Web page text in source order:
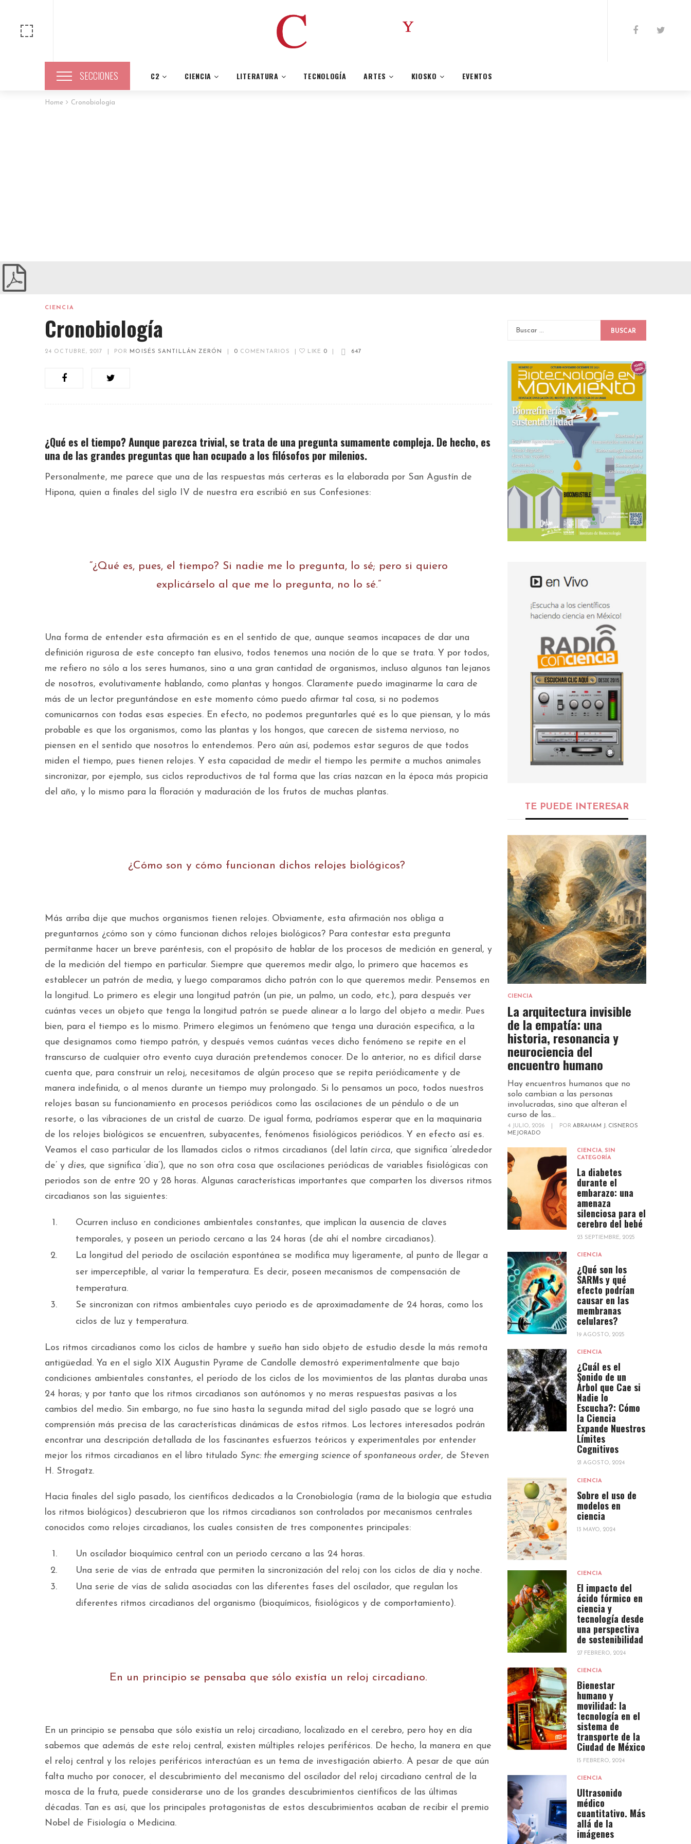
SECCIONES C2 CIENCIA LITERATURA TECNOLOGÍA ARTES KIOSKO EVENTOS
Home Cronobiología
CIENCIA
Cronobiología
24 OCTUBRE, 2017 POR MOISÉS SANTILLÁN ZERÓN 0 COMENTARIOS LIKE 0 647
¿Qué es el tiempo? Aunque parezca trivial, se trata de una pregunta sumamente compleja. De hecho, es
una de las grandes preguntas que han ocupado a los filósofos por milenios.
Personalmente, me parece que una de las respuestas más certeras es la elaborada por San Agustín de
Hipona, quien a finales del siglo IV de nuestra era escribió en sus Confesiones:
“¿Qué es, pues, el tiempo? Si nadie me lo pregunta, lo sé; pero si quiero
explicárselo al que me lo pregunta, no lo sé.”
Una forma de entender esta afirmación es en el sentido de que, aunque seamos incapaces de dar una
definición rigurosa de este concepto tan elusivo, todos tenemos una noción de lo que se trata. Y por todos,
me refiero no sólo a los seres humanos, sino a una gran cantidad de organismos, incluso algunos tan lejanos
de nosotros, evolutivamente hablando, como plantas y hongos. Claramente puedo imaginarme la cara de
más de un lector preguntándose en este momento cómo puedo afirmar tal cosa, si no podemos
comunicarnos con todas esas especies. En efecto, no podemos preguntarles qué es lo que piensan, y lo más
probable es que los organismos, como las plantas y los hongos, que carecen de sistema nervioso, no
piensen en el sentido que nosotros lo entendemos. Pero aún así, podemos estar seguros de que todos
miden el tiempo, pues tienen relojes. Y esta capacidad de medir el tiempo les permite a muchos animales
sincronizar, por ejemplo, sus ciclos reproductivos de tal forma que las crías nazcan en la época más propicia
del año, y lo mismo para la floración y maduración de los frutos de muchas plantas.
¿Cómo son y cómo funcionan dichos relojes biológicos?
Más arriba dije que muchos organismos tienen relojes. Obviamente, esta afirmación nos obliga a
preguntarnos ¿cómo son y cómo funcionan dichos relojes biológicos? Para contestar esta pregunta
permítanme hacer un breve paréntesis, con el propósito de hablar de los procesos de medición en general, y
de la medición del tiempo en particular. Siempre que queremos medir algo, lo primero que hacemos es
establecer un patrón de media, y luego comparamos dicho patrón con lo que queremos medir. Pensemos en
la longitud. Lo primero es elegir una longitud patrón (un pie, un palmo, un codo, etc.), para después ver
cuántas veces un objeto que tenga la longitud patrón se puede alinear a lo largo del objeto a medir. Pues
bien, para el tiempo es lo mismo. Primero elegimos un fenómeno que tenga una duración especifica, a la
que designamos como tiempo patrón, y después vemos cuántas veces dicho fenómeno se repite en el
transcurso de cualquier otro evento cuya duración pretendemos conocer. De lo anterior, no es difícil darse
cuenta que, para construir un reloj, necesitamos de algún proceso que se repita periódicamente y de
manera indefinida, o al menos durante un tiempo muy prolongado. Si lo pensamos un poco, todos nuestros
relojes basan su funcionamiento en procesos periódicos como las oscilaciones de un péndulo o de un
resorte, o las vibraciones de un cristal de cuarzo. De igual forma, podríamos esperar que en la maquinaria
de los relojes biológicos se encuentren, subyacentes, fenómenos fisiológicos periódicos. Y en efecto así es.
Veamos el caso particular de los llamados ciclos o ritmos circadianos (del latín circa, que significa ‘alrededor
de’ y dies, que significa ‘día’), que no son otra cosa que oscilaciones periódicas de variables fisiológicas con
periodos son de entre 20 y 28 horas. Algunas características importantes que comparten los diversos ritmos
circadianos son las siguientes:
Ocurren incluso en condiciones ambientales constantes, que implican la ausencia de claves
temporales, y poseen un periodo cercano a las 24 horas (de ahí el nombre circadianos).
La longitud del periodo de oscilación espontánea se modifica muy ligeramente, al punto de llegar a
ser imperceptible, al variar la temperatura. Es decir, poseen mecanismos de compensación de
temperatura.
Se sincronizan con ritmos ambientales cuyo periodo es de aproximadamente de 24 horas, como los
ciclos de luz y temperatura.
Los ritmos circadianos como los ciclos de hambre y sueño han sido objeto de estudio desde la más remota
antigüedad. Ya en el siglo XIX Augustin Pyrame de Candolle demostró experimentalmente que bajo
condiciones ambientales constantes, el período de los ciclos de los movimientos de las plantas duraba unas
24 horas; y por tanto que los ritmos circadianos son autónomos y no meras respuestas pasivas a los
cambios del medio. Sin embargo, no fue sino hasta la segunda mitad del siglo pasado que se logró una
comprensión más precisa de las características dinámicas de estos ritmos. Los lectores interesados podrán
encontrar una descripción detallada de los fascinantes esfuerzos teóricos y experimentales por entender
mejor los ritmos circadianos en el libro titulado Sync: the emerging science of spontaneous order, de Steven
H. Strogatz.
Hacia finales del siglo pasado, los científicos dedicados a la Cronobiología (rama de la biología que estudia
los ritmos biológicos) descubrieron que los ritmos circadianos son controlados por mecanismos centrales
conocidos como relojes circadianos, los cuales consisten de tres componentes principales:
Un oscilador bioquímico central con un periodo cercano a las 24 horas.
Una serie de vías de entrada que permiten la sincronización del reloj con los ciclos de día y noche.
Una serie de vías de salida asociadas con las diferentes fases del oscilador, que regulan los
diferentes ritmos circadianos del organismo (bioquímicos, fisiológicos y de comportamiento).
En un principio se pensaba que sólo existía un reloj circadiano.
En un principio se pensaba que sólo existía un reloj circadiano, localizado en el cerebro, pero hoy en día
sabemos que además de este reloj central, existen múltiples relojes periféricos. De hecho, la manera en que
el reloj central y los relojes periféricos interactúan es un tema de investigación abierto. A pesar de que aún
falta mucho por conocer, el descubrimiento del mecanismo del oscilador del reloj circadiano central de la
mosca de la fruta, puede considerarse uno de los grandes descubrimientos científicos de las últimas
décadas. Tan es así, que los principales protagonistas de estos descubrimientos acaban de recibir el premio
Nobel de Fisiología o Medicina.
BUSCAR
TE PUEDE INTERESAR
CIENCIA
La arquitectura invisible
de la empatía: una
historia, resonancia y
neurociencia del
encuentro humano
Hay encuentros humanos que no
solo cambian a las personas
involucradas, sino que alteran el
curso de las...
4 JULIO, 2026 POR ABRAHAM J. CISNEROS
MEJORADO
CIENCIA, SIN
CATEGORÍA
La diabetes
durante el
embarazo: una
amenaza
silenciosa para el
cerebro del bebé
23 SEPTIEMBRE, 2025
CIENCIA
¿Qué son los
SARMs y qué
efecto podrían
causar en las
membranas
celulares?
19 AGOSTO, 2025
CIENCIA
¿Cuál es el
Sonido de un
Árbol que Cae si
Nadie lo
Escucha?: Cómo
la Ciencia
Expande Nuestros
Límites
Cognitivos
21 AGOSTO, 2024
CIENCIA
Sobre el uso de
modelos en
ciencia
13 MAYO, 2024
CIENCIA
El impacto del
ácido fórmico en
ciencia y
tecnología desde
una perspectiva
de sostenibilidad
27 FEBRERO, 2024
CIENCIA
Bienestar
humano y
movilidad: la
tecnología en el
sistema de
transporte de la
Ciudad de México
15 FEBRERO, 2024
CIENCIA
Ultrasonido
médico
cuantitativo. Más
allá de la
imágenes